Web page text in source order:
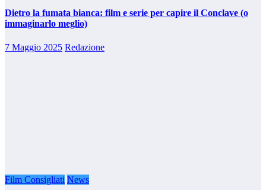
Dietro la fumata bianca: film e serie per capire il Conclave (o
immaginarlo meglio)
7 Maggio 2025 Redazione
Film Consigliati News